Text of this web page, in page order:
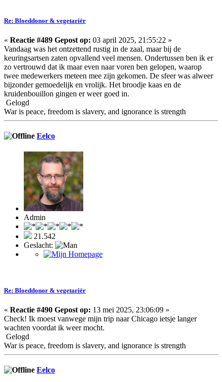
Re: Bloeddonor & vegetariër
« Reactie #489 Gepost op: 03 april 2025, 21:55:22 »
Vandaag was het ontzettend rustig in de zaal, maar bij de
keuringsartsen zaten opvallend veel mensen. Ondertussen ben ik er
zo vertrouwd dat ik maar even naar voren ben gelopen, waarop
twee medewerkers meteen mee zijn gekomen. De sfeer was alweer
bijzonder gemoedelijk en vrolijk. Het broodje kaas en de
kruidenbouillon gingen er weer goed in.
Gelogd
War is peace, freedom is slavery, and ignorance is strength
Eelco
Admin
21.542
Geslacht:
Re: Bloeddonor & vegetariër
« Reactie #490 Gepost op: 13 mei 2025, 23:06:09 »
Check! Ik moest vanwege mijn trip naar Chicago ietsje langer
wachten voordat ik weer mocht.
Gelogd
War is peace, freedom is slavery, and ignorance is strength
Eelco